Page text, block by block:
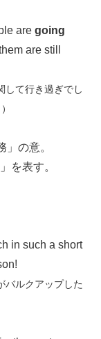
are going
are still
して行き過ぎでし
」の意。
を表す。
in such a short
バルクアップした